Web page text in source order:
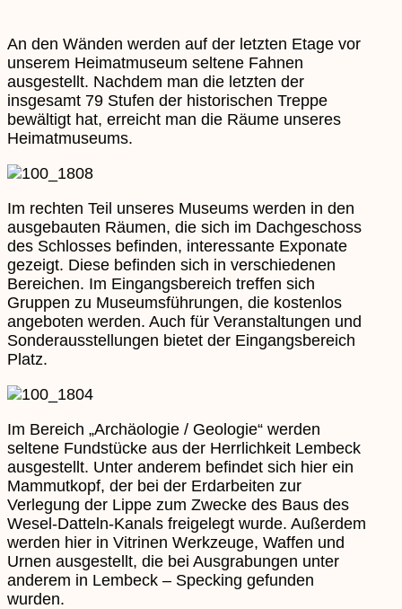
An den Wänden werden auf der letzten Etage vor
unserem Heimatmuseum seltene Fahnen
ausgestellt. Nachdem man die letzten der
insgesamt 79 Stufen der historischen Treppe
bewältigt hat, erreicht man die Räume unseres
Heimatmuseums.
Im rechten Teil unseres Museums werden in den
ausgebauten Räumen, die sich im Dachgeschoss
des Schlosses befinden, interessante Exponate
gezeigt. Diese befinden sich in verschiedenen
Bereichen. Im Eingangsbereich treffen sich
Gruppen zu Museumsführungen, die kostenlos
angeboten werden. Auch für Veranstaltungen und
Sonderausstellungen bietet der Eingangsbereich
Platz.
Im Bereich „Archäologie / Geologie“ werden
seltene Fundstücke aus der Herrlichkeit Lembeck
ausgestellt. Unter anderem befindet sich hier ein
Mammutkopf, der bei der Erdarbeiten zur
Verlegung der Lippe zum Zwecke des Baus des
Wesel-Datteln-Kanals freigelegt wurde. Außerdem
werden hier in Vitrinen Werkzeuge, Waffen und
Urnen ausgestellt, die bei Ausgrabungen unter
anderem in Lembeck – Specking gefunden
wurden.